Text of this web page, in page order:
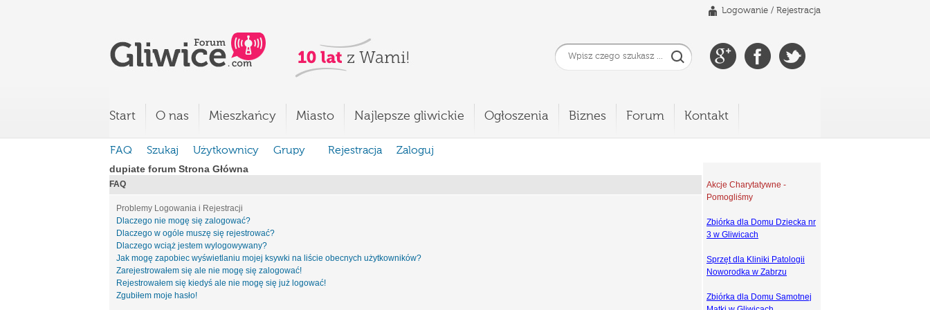
Logowanie / Rejestracja
Start O nas Mieszkańcy Miasto Najlepsze gliwickie Ogłoszenia Biznes Forum Kontakt
FAQ Szukaj Użytkownicy Grupy Rejestracja
Zaloguj
dupiate forum Strona Główna
FAQ
Problemy Logowania i Rejestracji
Dlaczego nie mogę się zalogować?
Dlaczego w ogóle muszę się rejestrować?
Dlaczego wciąż jestem wylogowywany?
Jak mogę zapobiec wyświetlaniu mojej ksywki na liście obecnych użytkowników?
Zarejestrowałem się ale nie mogę się zalogować!
Rejestrowałem się kiedyś ale nie mogę się już logować!
Zgubiłem moje hasło!
Akcje Charytatywne -
Pomogliśmy
Zbiórka dla Domu Dziecka nr
3 w Gliwicach
Sprzęt dla Kliniki Patologii
Noworodka w Zabrzu
Zbiórka dla Domu Samotnej